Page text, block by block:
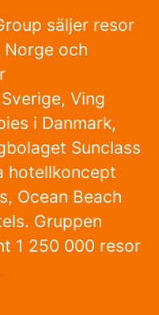
säljer resor
Norge och
Ving
i Danmark,
Sunclass
hotellkoncept
Ocean Beach
Gruppen
1 250 000 resor